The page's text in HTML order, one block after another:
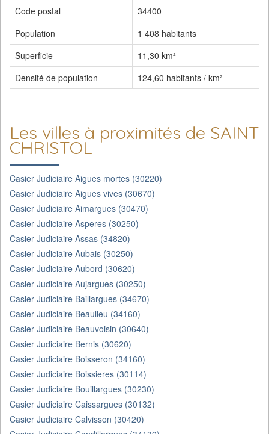
Code postal
34400
Population
1 408 habitants
Superficie
11,30 km²
Densité de population
124,60 habitants / km²
Les villes à proximités de SAINT
CHRISTOL
Casier Judiciaire Aigues mortes (30220)
Casier Judiciaire Aigues vives (30670)
Casier Judiciaire Aimargues (30470)
Casier Judiciaire Asperes (30250)
Casier Judiciaire Assas (34820)
Casier Judiciaire Aubais (30250)
Casier Judiciaire Aubord (30620)
Casier Judiciaire Aujargues (30250)
Casier Judiciaire Baillargues (34670)
Casier Judiciaire Beaulieu (34160)
Casier Judiciaire Beauvoisin (30640)
Casier Judiciaire Bernis (30620)
Casier Judiciaire Boisseron (34160)
Casier Judiciaire Boissieres (30114)
Casier Judiciaire Bouillargues (30230)
Casier Judiciaire Caissargues (30132)
Casier Judiciaire Calvisson (30420)